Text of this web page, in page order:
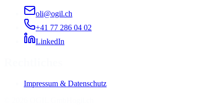
oli@ogil.ch
+41 77 286 04 02
LinkedIn
Impressum & Datenschutz